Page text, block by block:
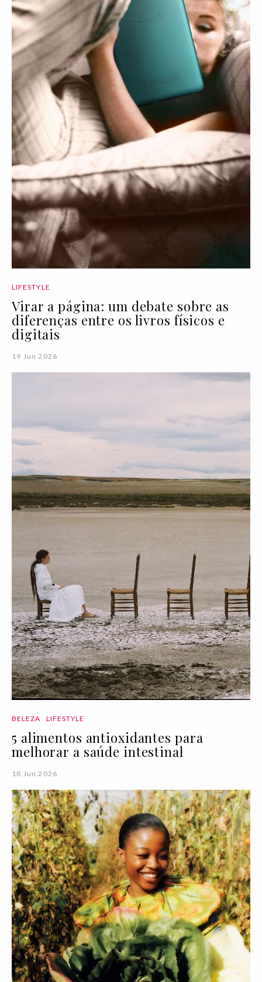
LIFESTYLE
Virar a página: um debate sobre as
diferenças entre os livros físicos e
digitais
19 Jun 2026
BELEZA LIFESTYLE
5 alimentos antioxidantes para
melhorar a saúde intestinal
18 Jun 2026